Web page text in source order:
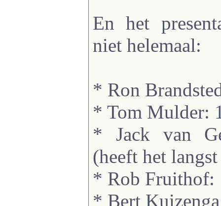
En het
niet helemaal:
* Ron
* Tom Mulder:
* Jack van
(heeft het
* Rob Fruithof:
* Bert